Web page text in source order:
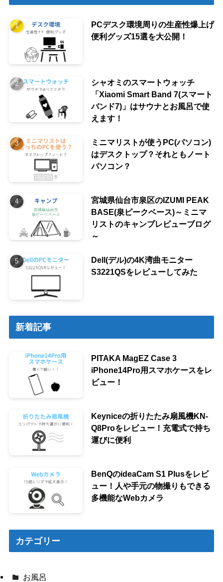
PCデスク環境周りの生産性爆上げ
便利グッズ15選を大公開！
シャオミのスマートウォッチ
「Xiaomi Smart Band 7(スマート
バンド7)」はサウナとお風呂で使
えます！
ミニマリストが使うPC(パソコン)
はデスクトップ？それともノート
パソコン？
宮城県仙台市泉区のIZUMI PEAK
BASE(泉ピークベース)～ミニマ
リストのキャンプレビューブログ
～
Dell(デル)の4K湾曲モニター
S3221QSをレビューしてみた
新着記事
PITAKA MagEZ Case 3
iPhone14Pro用スマホケースをレ
ビュー！
Keyniceの折りたたみ扇風機KN-
Q8Proをレビュー！充電式で持ち
運びに便利
BenQのideaCam S1 Plusをレビ
ュー！人や手元の物撮りもできる
多機能なWebカメラ
カテゴリー
お風呂